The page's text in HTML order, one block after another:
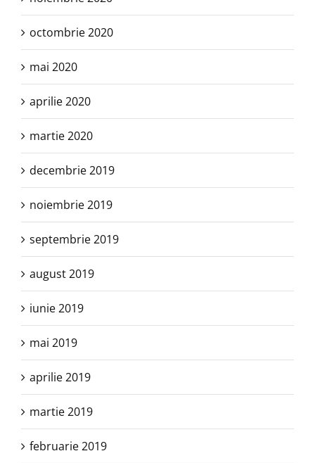
octombrie 2020
mai 2020
aprilie 2020
martie 2020
decembrie 2019
noiembrie 2019
septembrie 2019
august 2019
iunie 2019
mai 2019
aprilie 2019
martie 2019
februarie 2019